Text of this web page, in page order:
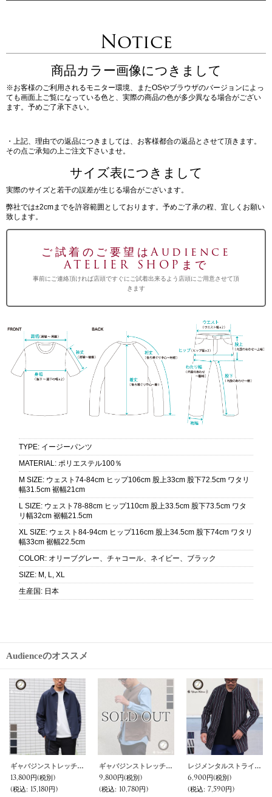
Notice
商品カラー画像につきまして
※お客様のご利用されるモニター環境、またOSやブラウザのバージョンによっ
ても画面上ご覧になっている色と、実際の商品の色が多少異なる場合がござい
ます。予めご了承下さい。
・上記、理由での返品につきましては、お客様都合の返品とさせて頂きます。
その点ご承知の上ご注文下さいませ。
サイズ表につきまして
実際のサイズと若干の誤差が生じる場合がございます。
弊社では±2cmまでを許容範囲としております。予めご了承の程、宜しくお願い
致します。
ご試着のご要望はAudience
ATELIER SHOPまで
事前にご連絡頂ければ店頭ですぐにご試着出来るよう店頭にご用意させて頂
きます
TYPE: イージーパンツ
MATERIAL: ポリエステル100％
M SIZE: ウェスト74-84cm ヒップ106cm 股上33cm 股下72.5cm ワタリ
幅31.5cm 裾幅21cm
L SIZE: ウェスト78-88cm ヒップ110cm 股上33.5cm 股下73.5cm ワタ
リ幅32cm 裾幅21.5cm
XL SIZE: ウェスト84-94cm ヒップ116cm 股上34.5cm 股下74cm ワタリ
幅33cm 裾幅22.5cm
COLOR: オリーブグレー、チャコール、ネイビー、ブラック
SIZE: M, L, XL
生産国 : 日本
Audienceのオススメ
ギャバジンストレッチワイド2タック グルカイージー アンクルパンツ【MADE IN JAPAN】『日本製』【送料無料】/ Upscape Audience
11,800円(税別)
(税込: 12,980円)
ナイロン 4wayストレッチ ライン イージーアンクルパンツ【MADE IN JAPAN】『日本製』【送料無料】/ Upscape Audience
11,800円(税別)
(税込: 12,980円)
【ボンバーヒート】爆暖TWEED タックイージーアンクルパンツ【送料無料】『日本製』【MADE IN JAPAN】 / Upscape Audience
11,000円(税別)
(税込: 12,100円)